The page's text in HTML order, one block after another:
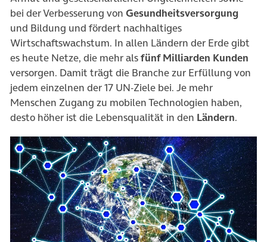
bei der Verbesserung von Gesundheitsversorgung
und Bildung und fördert nachhaltiges
Wirtschaftswachstum. In allen Ländern der Erde gibt
es heute Netze, die mehr alsfünf Milliarden Kunden
versorgen. Damit trägt die Branche zur Erfüllung von
jedem einzelnen der 17 UN-Ziele bei. Je mehr
Menschen Zugang zu mobilen Technologien haben,
desto höher ist die Lebensqualität in den Ländern.